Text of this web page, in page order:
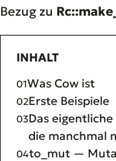
Bezug zu
INHALT
Was Cow ist
Erste Beispiele
Das
die manchmal
to_mut —